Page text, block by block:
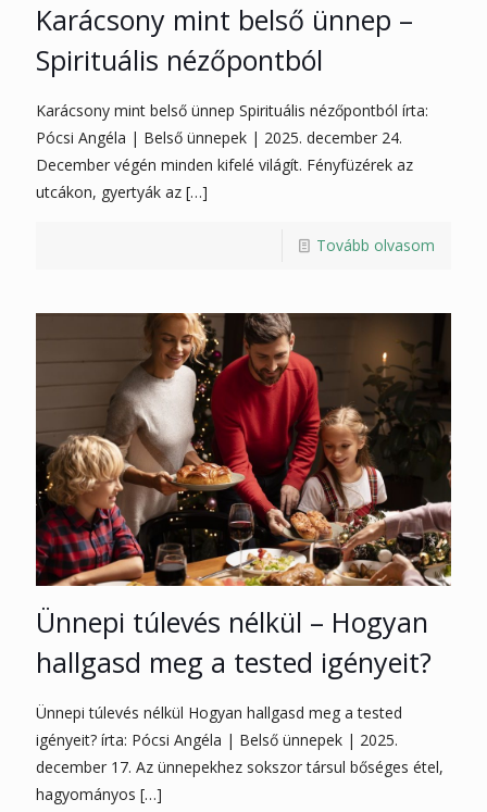
Karácsony mint belső ünnep –
Spirituális nézőpontból
Karácsony mint belső ünnep Spirituális nézőpontból írta:
Pócsi Angéla | Belső ünnepek | 2025. december 24.
December végén minden kifelé világít. Fényfüzérek az
utcákon, gyertyák az […]
Tovább olvasom
Ünnepi túlevés nélkül – Hogyan
hallgasd meg a tested igényeit?
Ünnepi túlevés nélkül Hogyan hallgasd meg a tested
igényeit? írta: Pócsi Angéla | Belső ünnepek | 2025.
december 17. Az ünnepekhez sokszor társul bőséges étel,
hagyományos […]